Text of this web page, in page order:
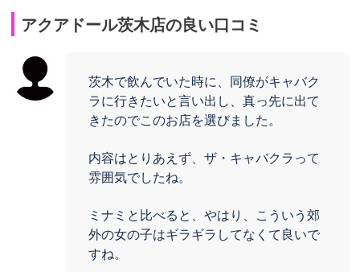
アクアドール茨木店の良い口コミ
茨木で飲んでいた時に、同僚がキャバク
ラに行きたいと言い出し、真っ先に出て
きたのでこのお店を選びました。
内容はとりあえず、ザ・キャバクラって
雰囲気でしたね。
ミナミと比べると、やはり、こういう郊
外の女の子はギラギラしてなくて良いで
すね。